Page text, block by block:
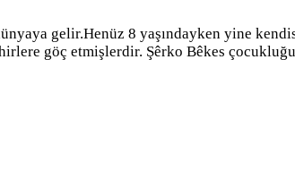
gelir.Henüz 8 yaşındayken yine
göç etmişlerdir. Şêrko Bêkes